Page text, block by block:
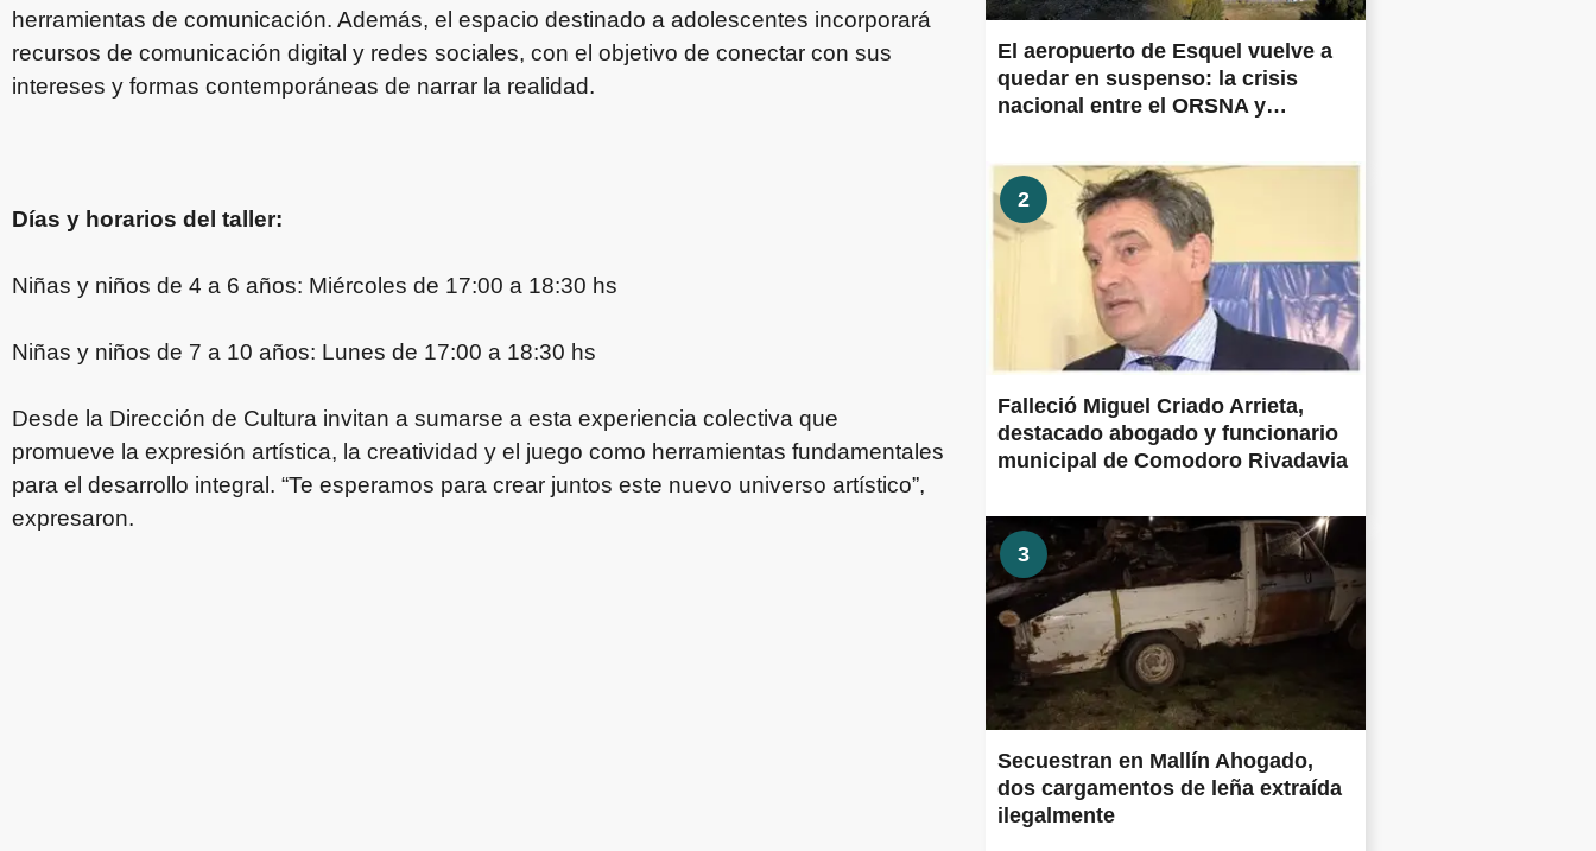
herramientas de comunicación. Además, el espacio destinado a adolescentes incorporará
recursos de comunicación digital y redes sociales, con el objetivo de conectar con sus
intereses y formas contemporáneas de narrar la realidad.
Días y horarios del taller:
Niñas y niños de 4 a 6 años: Miércoles de 17:00 a 18:30 hs
Niñas y niños de 7 a 10 años: Lunes de 17:00 a 18:30 hs
Desde la Dirección de Cultura invitan a sumarse a esta experiencia colectiva que
promueve la expresión artística, la creatividad y el juego como herramientas fundamentales
para el desarrollo integral. “Te esperamos para crear juntos este nuevo universo artístico”,
expresaron.
El aeropuerto de Esquel vuelve a
quedar en suspenso: la crisis
nacional entre el ORSNA y
obras prometidas en todo el país
2
Falleció Miguel Criado Arrieta,
destacado abogado y funcionario
municipal de Comodoro Rivadavia
3
Secuestran en Mallín Ahogado,
dos cargamentos de leña extraída
ilegalmente